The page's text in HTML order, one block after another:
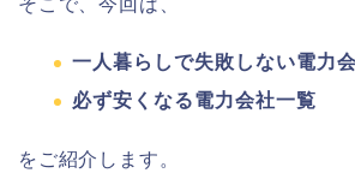
一人暮らしで失敗しない電力
必ず安くなる電力会社一覧
をご紹介します。